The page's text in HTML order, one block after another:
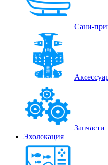
Сани-
Запчасти
Эхолокация